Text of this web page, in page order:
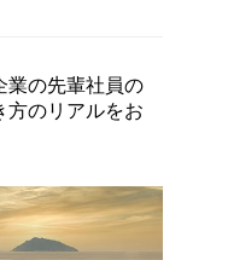
業の先輩社員の
方のリアルをお